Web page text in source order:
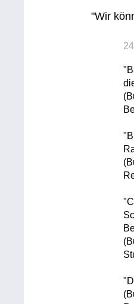
"Wir